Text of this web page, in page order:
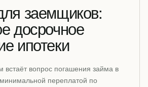
заемщиков:
досрочное
ипотеки
вопрос погашения займа в
минимальной переплатой по